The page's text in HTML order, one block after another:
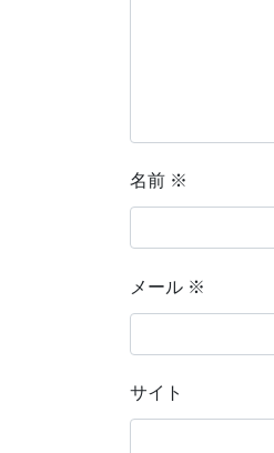
名前 ※
メール ※
サイト